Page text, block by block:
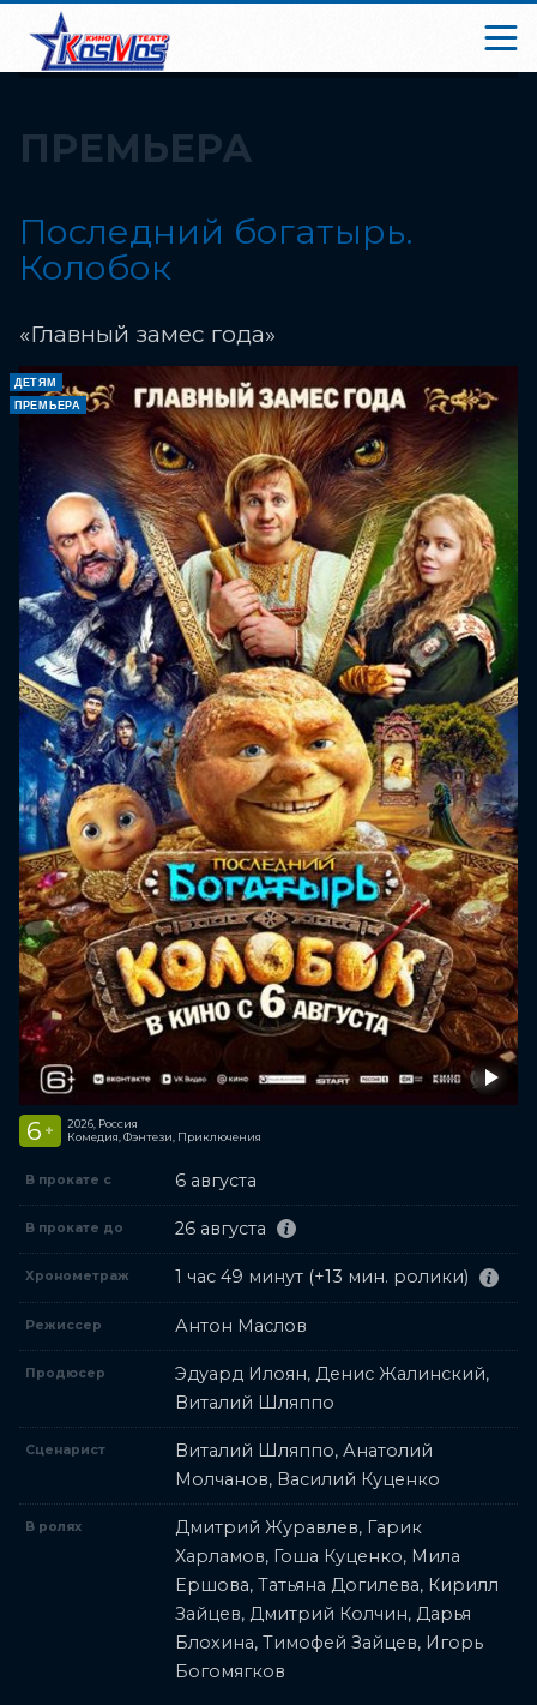
ПРЕМЬЕРА
Последний богатырь.
Колобок
«Главный замес года»
ДЕТЯМ
ПРЕМЬЕРА
6 +
2026, Россия
Комедия, Фэнтези, Приключения
В прокате с 6 августа
В прокате до 26 августа
Хронометраж 1 час 49 минут (+13 мин. ролики)
Режиссер Антон Маслов
Продюсер
Эдуард Илоян, Денис Жалинский,
Виталий Шляппо
Сценарист
Виталий Шляппо, Анатолий
Молчанов, Василий Куценко
В ролях
Дмитрий Журавлев, Гарик
Харламов, Гоша Куценко, Мила
Ершова, Татьяна Догилева, Кирилл
Зайцев, Дмитрий Колчин, Дарья
Блохина, Тимофей Зайцев, Игорь
Богомягков